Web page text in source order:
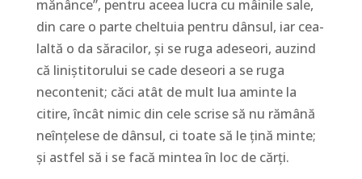
mănânce”, pentru aceea lucra cu mâi­nile sale,
din care o parte cheltuia pentru dânsul, iar cea­
laltă o da să­ra­cilor, și se ruga adeseori, auzind
că liniș­ti­to­rului se cade deseori a se ruga
necontenit; căci atât de mult lua aminte la
citire, încât nimic din cele scrise să nu ră­mână
neînțelese de dânsul, ci toate să le țină minte;
și astfel să i se facă mintea în loc de cărți.